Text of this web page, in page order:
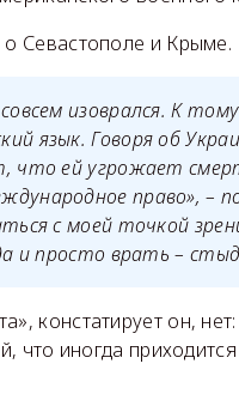
Севастополе и Крыме.
изоврался. К
язык. Говоря об
что ей угрожает
право», –
с моей точкой
и просто врать –
констатирует он,
что иногда